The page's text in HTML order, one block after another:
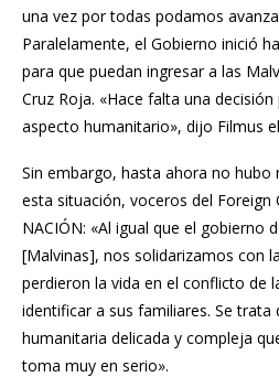
una vez por todas podamos
Paralelamente, el Gobierno inició
para que puedan ingresar a las
Cruz Roja. «Hace falta una
aspecto humanitario», dijo Filmus
Sin embargo, hasta ahora no hubo
esta situación, voceros del Foreign
NACIÓN: «Al igual que el gobierno
[Malvinas], nos solidarizamos con
perdieron la vida en el conflicto de
identificar a sus familiares. Se trata
humanitaria delicada y compleja
toma muy en serio».